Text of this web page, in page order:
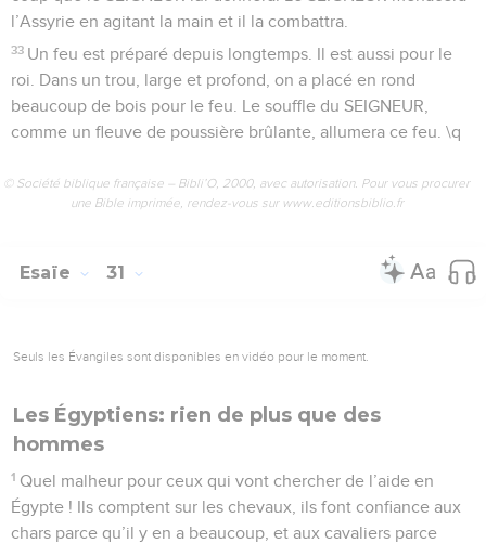
l’Assyrie en agitant la main et il la combattra.
33 Un feu est préparé depuis longtemps. Il est aussi pour le
roi. Dans un trou, large et profond, on a placé en rond
beaucoup de bois pour le feu. Le souffle du SEIGNEUR,
comme un fleuve de poussière brûlante, allumera ce feu. \q
© Société biblique française – Bibli’O, 2000, avec autorisation. Pour vous procurer
une Bible imprimée, rendez-vous sur www.editionsbiblio.fr
Esaïe 31
Seuls les Évangiles sont disponibles en vidéo pour le moment.
Les Égyptiens: rien de plus que des
hommes
1 Quel malheur pour ceux qui vont chercher de l’aide en
Égypte ! Ils comptent sur les chevaux, ils font confiance aux
chars parce qu’il y en a beaucoup, et aux cavaliers parce